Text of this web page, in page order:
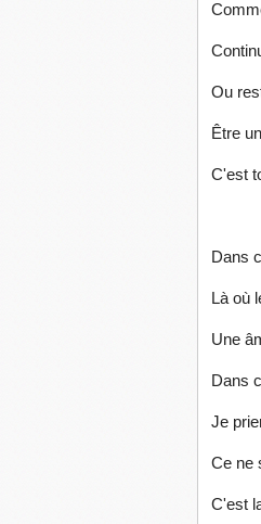
Ou
Être
C'est
Dans
Là où
Une
Dans
Je
Ce ne
C'est